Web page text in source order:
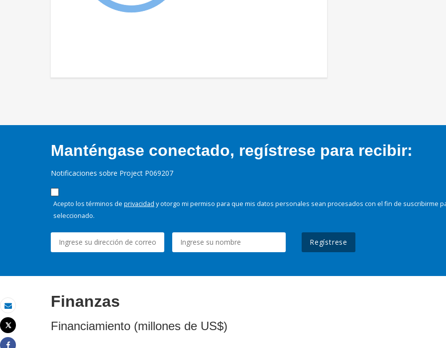
Correo electrónico
Imprimir
Tweet
Manténgase conectado, regístrese para recibir:
Notificaciones sobre Project P069207
Acepto los términos de privacidad y otorgo mi permiso para que mis datos personales sean procesados con el fin de suscribirme
seleccionado.
Regístrese
Finanzas
Financiamiento (millones de US$)